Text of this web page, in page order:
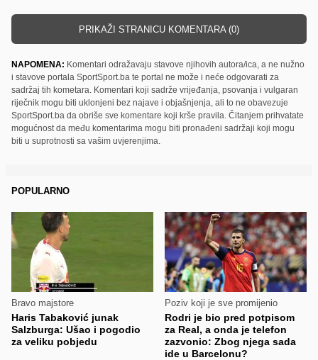
PRIKAŽI STRANICU KOMENTARA (0)
NAPOMENA: Komentari odražavaju stavove njihovih autora/ica, a ne nužno
i stavove portala SportSport.ba te portal ne može i neće odgovarati za
sadržaj tih kometara. Komentari koji sadrže vrijeđanja, psovanja i vulgaran
riječnik mogu biti uklonjeni bez najave i objašnjenja, ali to ne obavezuje
SportSport.ba da obriše sve komentare koji krše pravila. Čitanjem prihvatate
mogućnost da među komentarima mogu biti pronađeni sadržaji koji mogu
biti u suprotnosti sa vašim uvjerenjima.
POPULARNO
Bravo majstore
Haris Tabaković junak
Salzburga: Ušao i pogodio
za veliku pobjedu
Poziv koji je sve promijenio
Rodri je bio pred potpisom
za Real, a onda je telefon
zazvonio: Zbog njega sada
ide u Barcelonu?